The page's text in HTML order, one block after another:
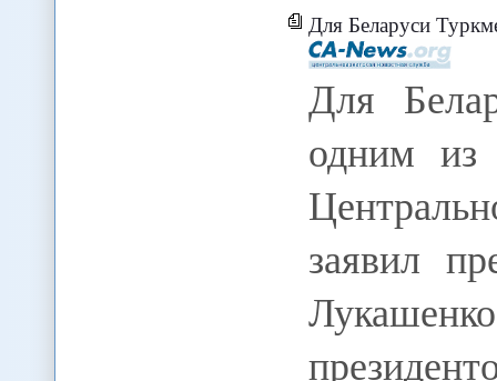
Для Беларуси Туркменистан
Для
одним из
заявил